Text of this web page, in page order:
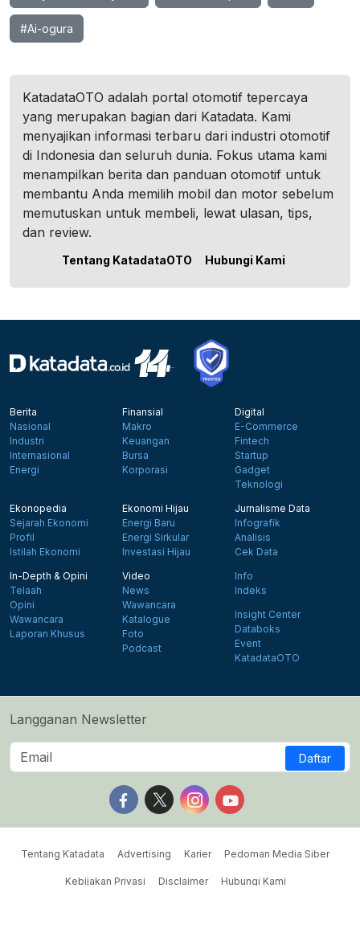
#Ai-ogura
KatadataOTO adalah portal otomotif tepercaya
yang merupakan bagian dari Katadata. Kami
menyajikan informasi terbaru dari industri otomotif
di Indonesia dan seluruh dunia. Fokus utama kami
menampilkan berita dan panduan otomotif untuk
membantu Anda memilih mobil dan motor sebelum
memutuskan untuk membeli, lewat ulasan, tips,
dan review.
Tentang KatadataOTO Hubungi Kami
Berita
Nasional
Industri
Internasional
Energi
Finansial
Makro
Keuangan
Bursa
Korporasi
Digital
E-Commerce
Fintech
Startup
Gadget
Teknologi
Ekonopedia
Sejarah Ekonomi
Profil
Istilah Ekonomi
Ekonomi Hijau
Energi Baru
Energi Sirkular
Investasi Hijau
Jurnalisme Data
Infografik
Analisis
Cek Data
In-Depth & Opini
Telaah
Opini
Wawancara
Laporan Khusus
Video
News
Wawancara
Katalogue
Foto
Podcast
Info
Indeks
Insight Center
Databoks
Event
KatadataOTO
Langganan Newsletter
Daftar
Follow us on Facebook
Follow us on X
Follow us on Instagram
Follow us on
Tentang Katadata Advertising Karier Pedoman Media Siber
Kebijakan Privasi Disclaimer Hubungi Kami